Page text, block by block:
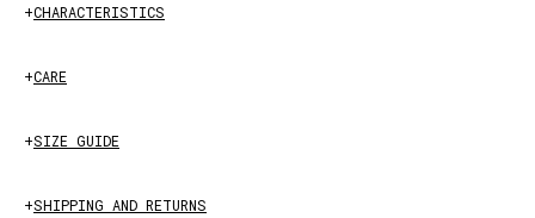
+CHARACTERISTICS
+CARE
+SIZE GUIDE
+SHIPPING AND RETURNS